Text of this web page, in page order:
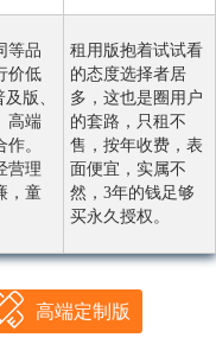
等品
价低
版、
高端
。
营理
，童
租用版抱着试试看
的态度选择者居
多，这也是圈用户
的套路，只租不
售，按年收费，表
面便宜，实属不
然，3年的钱足够
买永久授权。
高端定制版